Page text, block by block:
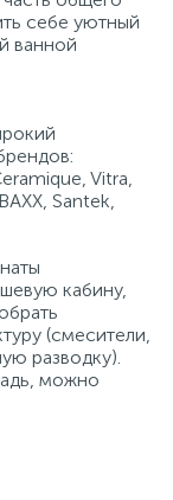
себе уютный
ванной
Vitra,
Santek,
кабину,
(смесители,
разводку).
можно
Душевые трапы
и выпуски
для ванной